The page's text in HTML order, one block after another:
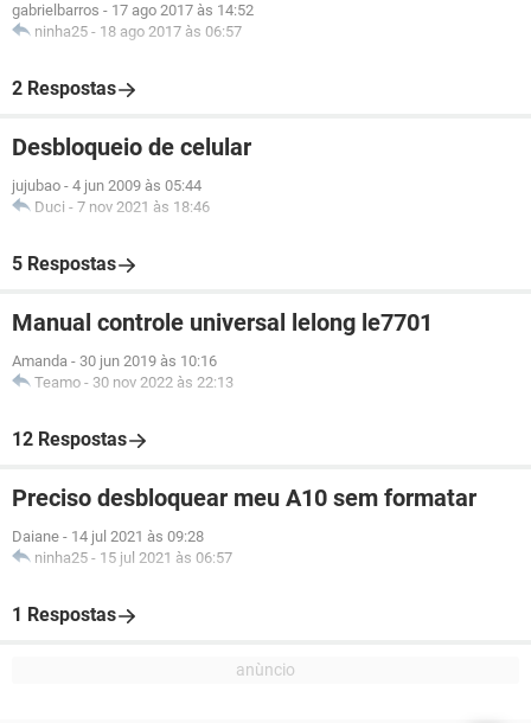
gabrielbarros - 17 ago 2017 às 14:52
ninha25 - 18 ago 2017 às 06:57
2 Respostas
Desbloqueio de celular
jujubao - 4 jun 2009 às 05:44
Duci - 7 nov 2021 às 18:46
5 Respostas
Manual controle universal lelong le7701
Amanda - 30 jun 2019 às 10:16
Teamo - 30 nov 2022 às 22:13
12 Respostas
Preciso desbloquear meu A10 sem formatar
Daiane - 14 jul 2021 às 09:28
ninha25 - 15 jul 2021 às 06:57
1 Respostas